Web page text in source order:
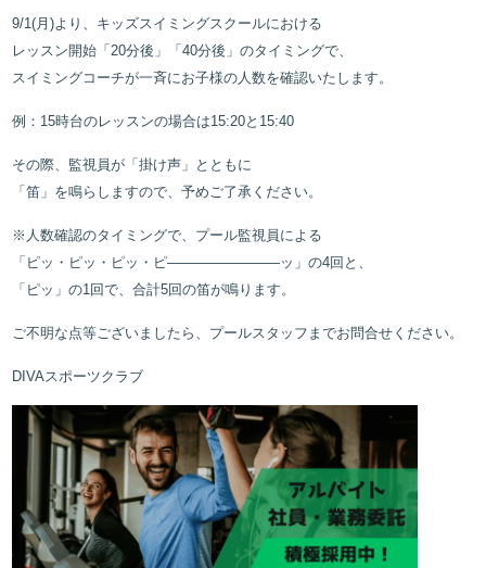
9/1(月)より、キッズスイミングスクールにおける
レッスン開始「20分後」「40分後」のタイミングで、
スイミングコーチが一斉にお子様の人数を確認いたします。
例： 15時台のレッスンの場合は15:20と 15:40
その際、監視員が「掛け声」とともに
「笛」を鳴らしますので、予めご了承ください。
※ 人数確認のタイミングで、プール監視員による
「ピッ・ピッ・ピッ・ピ————————ッ」の4回と、
「ピッ」の1回で、合計5回の笛が鳴ります。
ご不明な点等ございましたら、プールスタッフまでお問合せください。
DIVAスポーツクラブ